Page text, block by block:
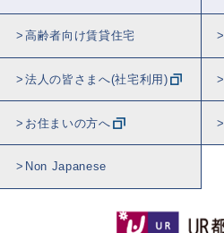
高齢者向け賃貸住宅
法人の皆さまへ(社宅利用)
お住まいの方へ
Non Japanese